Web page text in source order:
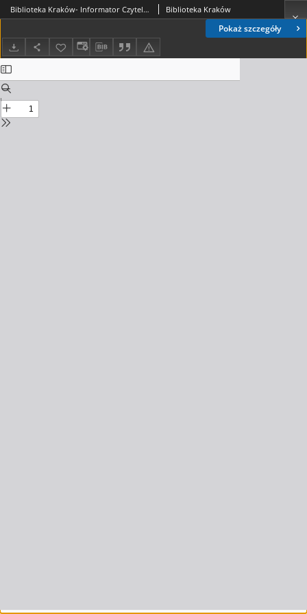
Pokaż szczegóły
Biblioteka Kraków- Informator Czytelniczo-Kulturalny 2024. 03. nr 3 (76) Biblioteka Kraków